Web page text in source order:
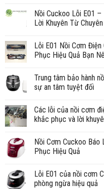
Nồi Cuckoo Lỗi E01
Lời Khuyên Từ
Lỗi E01 Nồi Cơm
Phục Hiệu Quả Bạn
Trung tâm bảo hành
sự an tâm tuyệt đối
Các lỗi của nồi cơm
khắc phục và lời
Nồi Cơm Cuckoo Báo
Phục Hiệu Quả
Lỗi E01 của nồi cơm
phòng ngừa hiệu quả